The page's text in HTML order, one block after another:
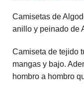
Camisetas de
anillo y peinado de
Camiseta de tejido
mangas y bajo.
hombro a hombro